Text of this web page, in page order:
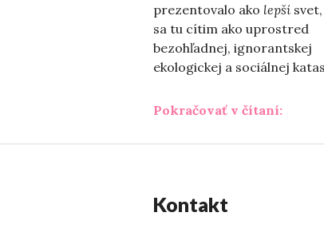
prezentovalo ako lepší
sa tu cítim ako uprostred
bezohľadnej, ignorantskej
ekologickej a sociálnej
Pokračovať v čítaní:„Čo
Kontakt